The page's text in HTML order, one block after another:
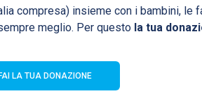
compresa) insieme con i bambini, le
meglio. Per questo la tua
LA TUA DONAZIONE